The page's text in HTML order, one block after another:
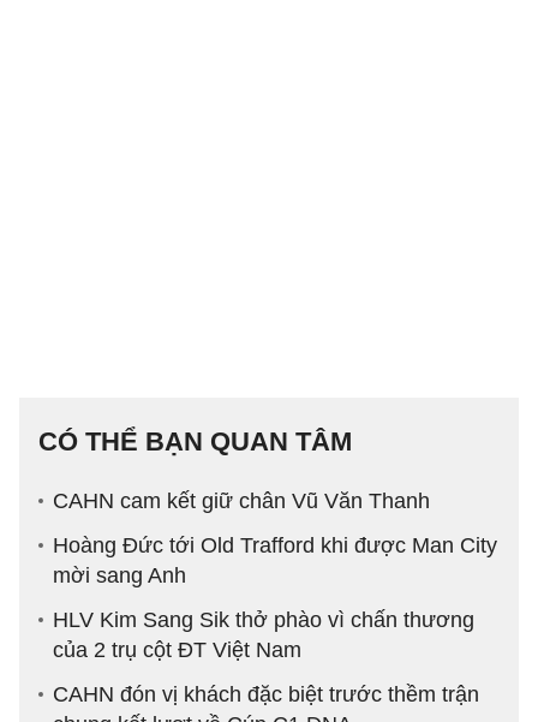
CÓ THỂ BẠN QUAN TÂM
CAHN cam kết giữ chân Vũ Văn Thanh
Hoàng Đức tới Old Trafford khi được Man City
mời sang Anh
HLV Kim Sang Sik thở phào vì chấn thương
của 2 trụ cột ĐT Việt Nam
CAHN đón vị khách đặc biệt trước thềm trận